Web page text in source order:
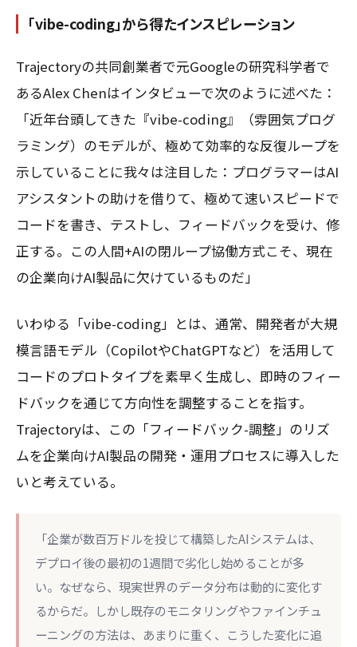
「vibe-coding」から得たインスピレーション
Trajectoryの共同創業者で元Googleの研究科学者で
あるAlex Chenはインタビューで次のように述べた：
「近年台頭してきた『vibe-coding』（雰囲気プログ
ラミング）のモデルが、極めて効率的な反復ループを
示していることに我々は注目した：プログラマーはAI
アシスタントの助けを借りて、極めて速いスピードで
コードを書き、テストし、フィードバックを受け、修
正する。この人間+AIの閉ループ協働方式こそ、現在
の企業向けAI製品に欠けているものだ」
いわゆる「vibe-coding」とは、通常、開発者が大規
模言語モデル（CopilotやChatGPTなど）を活用して
コードのプロトタイプを素早く生成し、即時のフィー
ドバックを通じて方向性を調整することを指す。
Trajectoryは、この「フィードバック-調整」のリズ
ムを企業向けAI製品の開発・運用プロセスに導入した
いと考えている。
「企業が数百万ドルを投じて構築したAIシステムは、
デプロイ後の最初の1週間で劣化し始めることが多
い。なぜなら、現実世界のデータ分布は動的に変化す
るからだ。しかし既存のモニタリングやファインチュ
ーニングの方法は、あまりに重く、こうした変化に追